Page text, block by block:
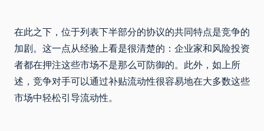
在此之下，位于列表下半部分的协议的共同特点是竞争的
加剧。这一点从经验上看是很清楚的：企业家和风险投资
者都在押注这些市场不是那么可防御的。此外，如上所
述，竞争对手可以通过补贴流动性很容易地在大多数这些
市场中轻松引导流动性。